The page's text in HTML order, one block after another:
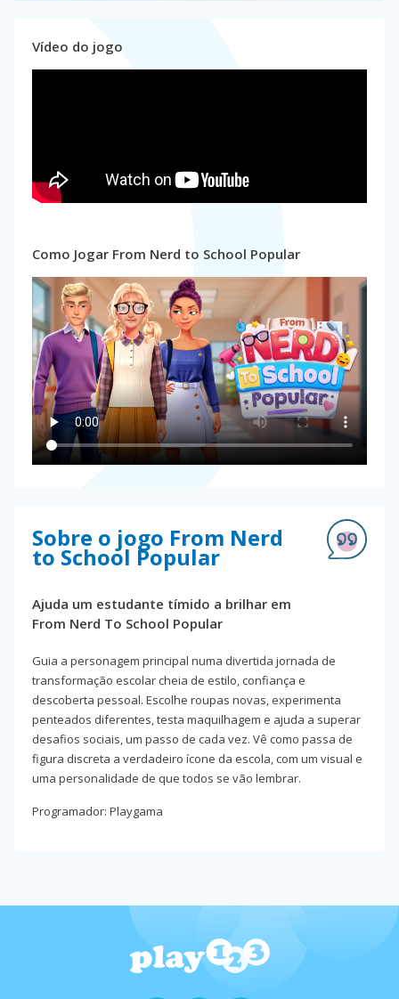
Vídeo do jogo
Como Jogar From Nerd to School Popular
Sobre o jogo From Nerd
to School Popular
Ajuda um estudante tímido a brilhar em
From Nerd To School Popular
Guia a personagem principal numa divertida jornada de
transformação escolar cheia de estilo, confiança e
descoberta pessoal. Escolhe roupas novas, experimenta
penteados diferentes, testa maquilhagem e ajuda a superar
desafios sociais, um passo de cada vez. Vê como passa de
figura discreta a verdadeiro ícone da escola, com um visual e
uma personalidade de que todos se vão lembrar.
Programador: Playgama